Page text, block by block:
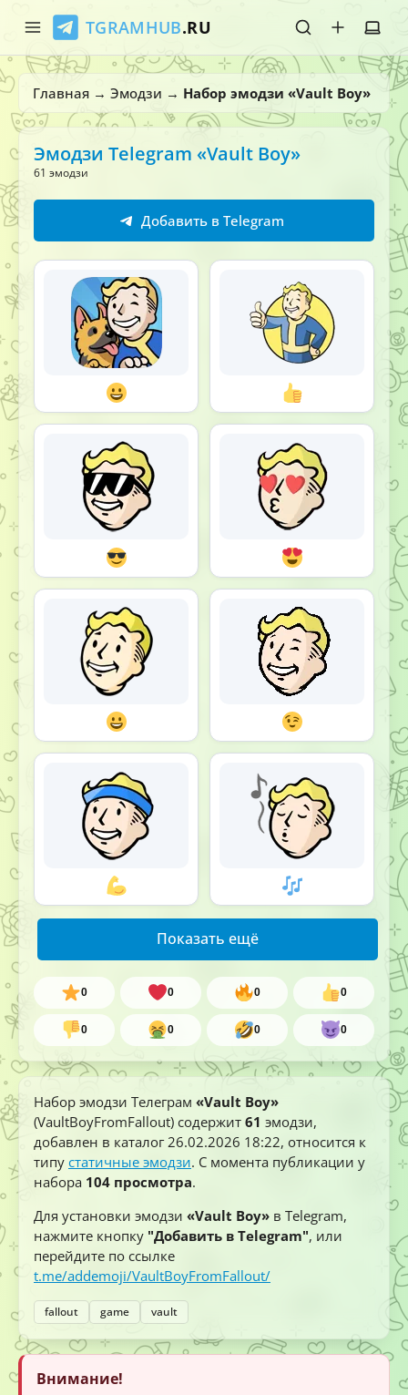
TGRAMHUB.RU
Главная
Стикеры
Эмодзи
Боты
Главная → Эмодзи → Набор эмодзи «Vault Boy»
Эмодзи Telegram «Vault Boy»
61 эмодзи
Добавить в Telegram
Показать ещё
0 0 0 0
0 0 0 0
Набор эмодзи Телеграм «Vault Boy»
(VaultBoyFromFallout) содержит 61 эмодзи,
добавлен в каталог 26.02.2026 18:22, относится к
типу статичные эмодзи. С момента публикации у
набора 104 просмотра.
Для установки эмодзи «Vault Boy» в Telegram,
нажмите кнопку "Добавить в Telegram", или
перейдите по ссылке
t.me/addemoji/VaultBoyFromFallout/
fallout game vault
Внимание!